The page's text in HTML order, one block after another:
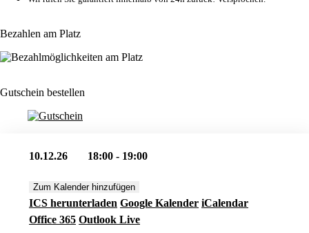
Bezahlen am Platz
Gutschein bestellen
10.12.26 18:00 - 19:00
Zum Kalender hinzufügen
ICS herunterladen Google Kalender iCalendar
Office 365 Outlook Live